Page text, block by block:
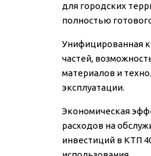
для городских
полностью
Унифицированная
частей,
материалов и
эксплуатации.
Экономическая
расходов на
инвестиций в КТП